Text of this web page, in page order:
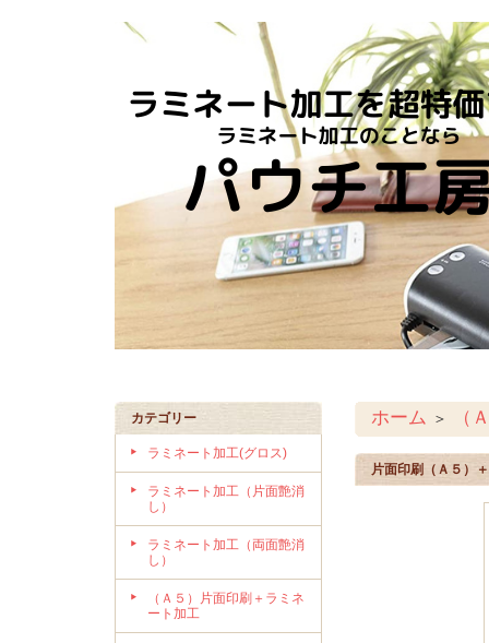
カテゴリー
ラミネート加工(グロス)
ラミネート加工（片面艶消
し）
ラミネート加工（両面艶消
し）
（Ａ５）片面印刷＋ラミネ
ート加工
ホーム ＞ （
片面印刷（Ａ５）